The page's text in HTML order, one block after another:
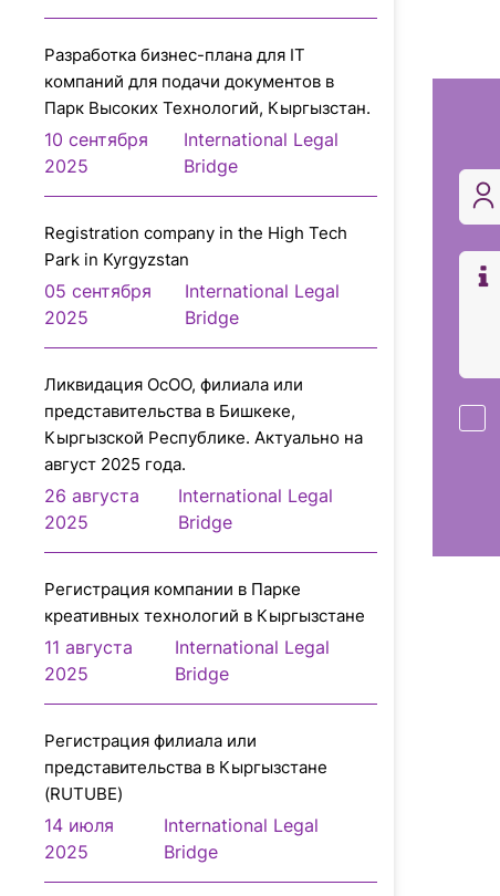
Разработка бизнес-плана для IT
компаний для подачи документов в
Парк Высоких Технологий, Кыргызстан.
10 сентября
2025
International Legal
Bridge
Registration company in the High Tech
Park in Kyrgyzstan
05 сентября
2025
International Legal
Bridge
Ликвидация ОсОО, филиала или
представительства в Бишкеке,
Кыргызской Республике. Актуально на
август 2025 года.
26 августа
2025
International Legal
Bridge
Регистрация компании в Парке
креативных технологий в Кыргызстане
11 августа
2025
International Legal
Bridge
Регистрация филиала или
представительcтва в Кыргызстане
(RUTUBE)
14 июля
2025
International Legal
Bridge